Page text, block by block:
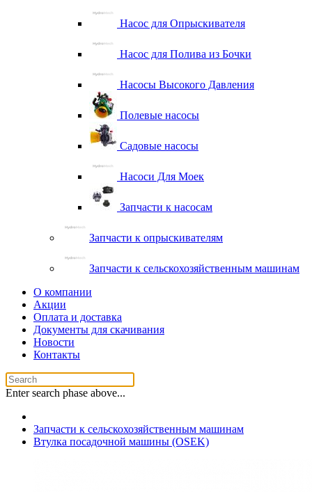
Насос для Опрыскивателя
Насос для Полива из Бочки
Насосы Высокого Давления
Полевые насосы
Садовые насосы
Насоси Для Моек
Запчасти к насосам
Запчасти к опрыскивателям
Запчасти к сельскохозяйственным машинам
О компании
Акции
Оплата и доставка
Документы для скачивания
Новости
Контакты
Enter search phase above...
Запчасти к сельскохозяйственным машинам
Втулка посадочной машины (OSEK)